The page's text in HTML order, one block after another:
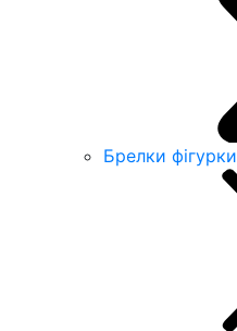
Брелки фігурки